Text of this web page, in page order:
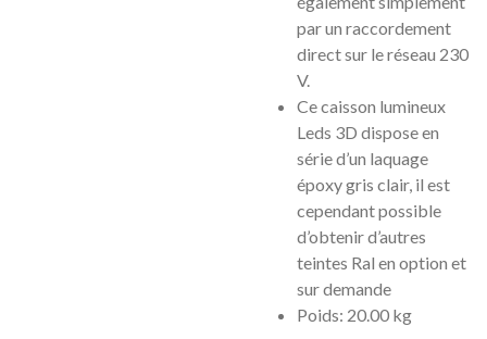
par un raccordement
direct sur le réseau 230
V.
Ce caisson lumineux
Leds 3D dispose en
série d’un laquage
époxy gris clair, il est
cependant possible
d’obtenir d’autres
teintes Ral en option et
sur demande
Poids: 20.00 kg